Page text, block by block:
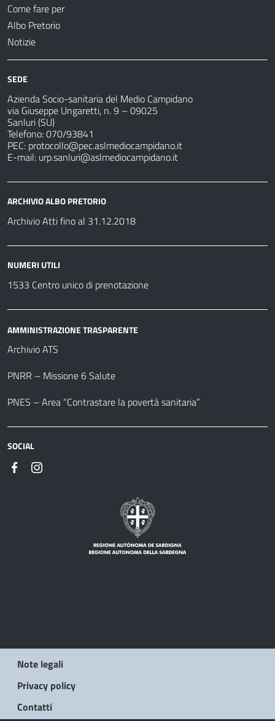
Come fare per
Albo Pretorio
Notizie
SEDE
Azienda Socio-sanitaria del Medio Campidano
via Giuseppe Ungaretti, n. 9 – 09025
Sanluri (SU)
Telefono: 070/93841
PEC: protocollo@pec.aslmediocampidano.it
E-mail: urp.sanluri@aslmediocampidano.it
ARCHIVIO ALBO PRETORIO
Archivio Atti fino al 31.12.2018
NUMERI UTILI
1533 Centro unico di prenotazione
AMMINISTRAZIONE TRASPARENTE
Archivio ATS
PNRR – Missione 6 Salute
PNES – Area “Contrastare la povertà sanitaria”
SOCIAL
Note legali
Privacy policy
Contatti